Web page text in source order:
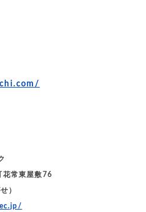
常東屋敷76
）